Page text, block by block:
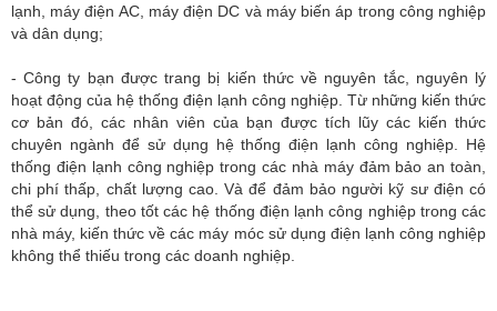
lạnh, máy điện AC, máy điện DC và máy biến áp trong công nghiệp
và dân dụng;
- Công ty bạn được trang bị kiến thức về nguyên tắc, nguyên lý
hoạt động của hệ thống điện lạnh công nghiệp. Từ những kiến thức
cơ bản đó, các nhân viên của bạn được tích lũy các kiến thức
chuyên ngành để sử dụng hệ thống điện lạnh công nghiệp. Hệ
thống điện lạnh công nghiệp trong các nhà máy đảm bảo an toàn,
chi phí thấp, chất lượng cao. Và để đảm bảo người kỹ sư điện có
thể sử dụng, theo tốt các hệ thống điện lạnh công nghiệp trong các
nhà máy, kiến thức về các máy móc sử dụng điện lạnh công nghiệp
không thể thiếu trong các doanh nghiệp.